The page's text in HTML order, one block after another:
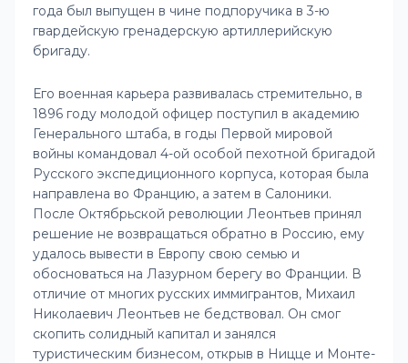
года был выпущен в чине подпоручика в 3-ю
гвардейскую гренадерскую артиллерийскую
бригаду.
Его военная карьера развивалась стремительно, в
1896 году молодой офицер поступил в академию
Генерального штаба, в годы Первой мировой
войны командовал 4-ой особой пехотной бригадой
Русского экспедиционного корпуса, которая была
направлена во Францию, а затем в Салоники.
После Октябрьской революции Леонтьев принял
решение не возвращаться обратно в Россию, ему
удалось вывести в Европу свою семью и
обосноваться на Лазурном берегу во Франции. В
отличие от многих русских иммигрантов, Михаил
Николаевич Леонтьев не бедствовал. Он смог
скопить солидный капитал и занялся
туристическим бизнесом, открыв в Ницце и Монте-